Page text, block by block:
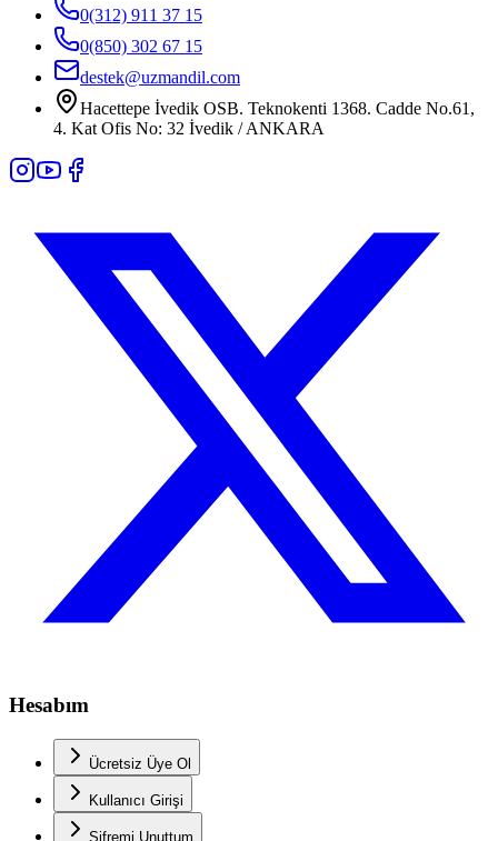
0(312) 911 37 15
0(850) 302 67 15
destek@uzmandil.com
Hacettepe İvedik OSB. Teknokenti 1368. Cadde No.61,
4. Kat Ofis No: 32 İvedik / ANKARA
Hesabım
Ücretsiz Üye Ol
Kullanıcı Girişi
Şifremi Unuttum